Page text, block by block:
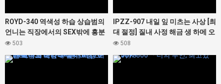
ROYD-340 역색성 하습 상습범의
언니는 직장에서의 SEX밖에 흥분
할 수 없는 성욕 몬스터였다. 봉 미
503
IPZZ-907 내일 잎 미츠는 사상 [최
대 절정] 질내 사정 해금 생 하메 오
르가즘
508
427442 427378